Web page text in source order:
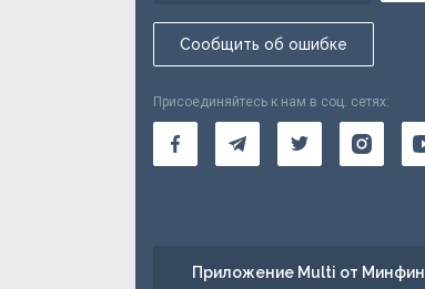
Сообщить об ошибке
Присоединяйтесь к нам в соц. сетях:
Приложение Multi от Минфин